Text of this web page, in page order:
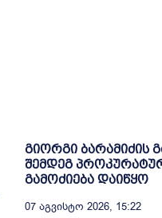
გიორგი ბარამიძის
შემდეგ
გამოძიება დაიწყო
07 Აგვისტო 2026, 15:22